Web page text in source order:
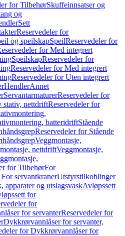
for TilbehørSkuffeinnsatser og
og
Sett
Reservedeler for
og speilskapSpeilReservedeler for
for Med integrert
SpeilskapReservedeler for
Reservedeler for Med integrert
Reservedeler for Uten integrert
HendlerAnnet
ServantarmaturerReservedeler for
stativ, nettdriftReservedeler for
batteridriftStående
Reservedeler for Stående
Veggmontasje,
nettdriftVeggmontasje,
for TilbehørFor
servantkranerUtstyrstilkoblinger
apparater og utslagsvaskAvløpssett
for
for
for servanterReservedeler for
Dykkrørvannlåser for servanter,
for Dykkrørvannlåser for